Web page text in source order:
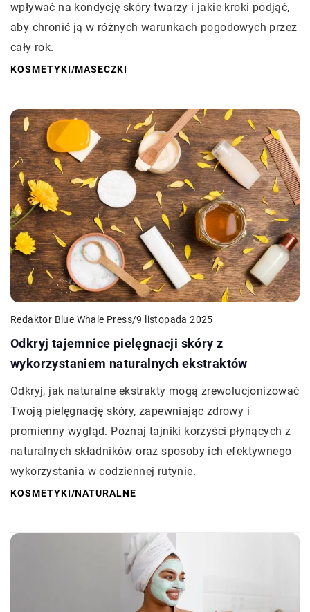
wpływać na kondycję skóry twarzy i jakie kroki podjąć,
aby chronić ją w różnych warunkach pogodowych przez
cały rok.
KOSMETYKI/MASECZKI
Redaktor Blue Whale Press/9 listopada 2025
Odkryj tajemnice pielęgnacji skóry z
wykorzystaniem naturalnych ekstraktów
Odkryj, jak naturalne ekstrakty mogą zrewolucjonizować
Twoją pielęgnację skóry, zapewniając zdrowy i
promienny wygląd. Poznaj tajniki korzyści płynących z
naturalnych składników oraz sposoby ich efektywnego
wykorzystania w codziennej rutynie.
KOSMETYKI/NATURALNE